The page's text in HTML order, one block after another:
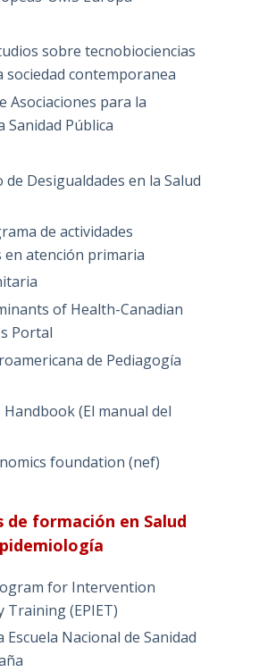
sobre tecnobiociencias
sociedad contemporanea
Asociaciones para la
Sanidad Pública
Desigualdades en la Salud
de actividades
atención primaria
of Health-Canadian
Portal
de Pediagogía
(El manual del
foundation (nef)
de formación en Salud
for Intervention
Training (EPIET)
Escuela Nacional de Sanidad